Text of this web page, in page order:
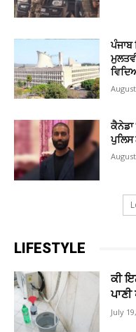
ਪੰਜਾਬ
ਕੈਨੇਡਾ
ਪੁਲਿਸ
LIFESTYLE
ਕੀ
July